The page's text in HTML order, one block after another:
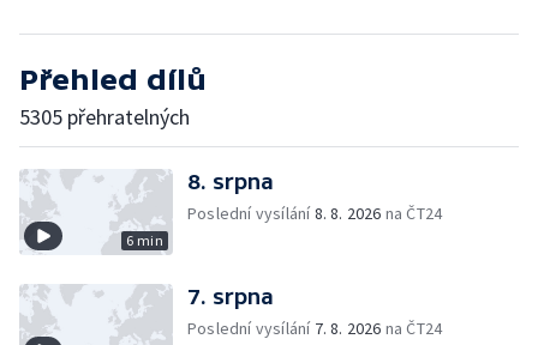
Přehled dílů
5305 přehratelných
6 min
8. srpna
Poslední vysílání8. 8. 2026 na ČT24
7. srpna
Poslední vysílání 7. 8. 2026 na ČT24